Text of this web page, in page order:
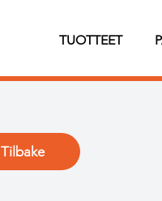
TUOTTEET
Tilbake